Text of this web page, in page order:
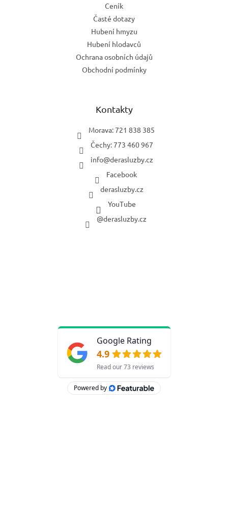
Ceník
Časté dotazy
Hubení hmyzu
Hubení hlodavců
Ochrana osobních údajů
Obchodní podmínky
Kontakty
Morava: 721 838 385
Čechy: 773 460 967
info@derasluzby.cz
Facebook
derasluzby.cz
YouTube
@derasluzby.cz